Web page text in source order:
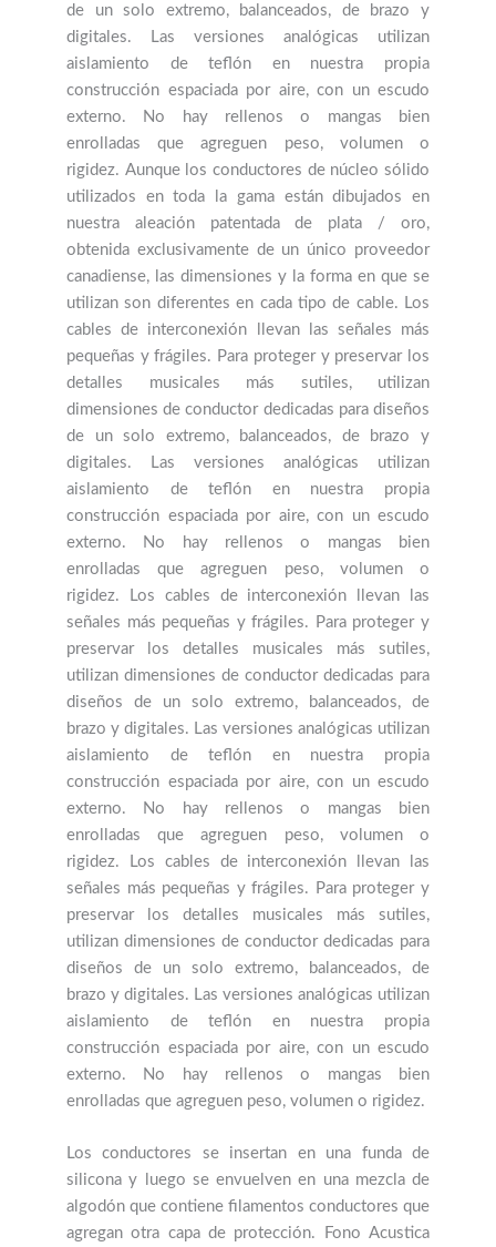
de un solo extremo, balanceados, de brazo y
digitales. Las versiones analógicas utilizan
aislamiento de teflón en nuestra propia
construcción espaciada por aire, con un escudo
externo. No hay rellenos o mangas bien
enrolladas que agreguen peso, volumen o
rigidez. Aunque los conductores de núcleo sólido
utilizados en toda la gama están dibujados en
nuestra aleación patentada de plata / oro,
obtenida exclusivamente de un único proveedor
canadiense, las dimensiones y la forma en que se
utilizan son diferentes en cada tipo de cable. Los
cables de interconexión llevan las señales más
pequeñas y frágiles. Para proteger y preservar los
detalles musicales más sutiles, utilizan
dimensiones de conductor dedicadas para diseños
de un solo extremo, balanceados, de brazo y
digitales. Las versiones analógicas utilizan
aislamiento de teflón en nuestra propia
construcción espaciada por aire, con un escudo
externo. No hay rellenos o mangas bien
enrolladas que agreguen peso, volumen o
rigidez. Los cables de interconexión llevan las
señales más pequeñas y frágiles. Para proteger y
preservar los detalles musicales más sutiles,
utilizan dimensiones de conductor dedicadas para
diseños de un solo extremo, balanceados, de
brazo y digitales. Las versiones analógicas utilizan
aislamiento de teflón en nuestra propia
construcción espaciada por aire, con un escudo
externo. No hay rellenos o mangas bien
enrolladas que agreguen peso, volumen o
rigidez. Los cables de interconexión llevan las
señales más pequeñas y frágiles. Para proteger y
preservar los detalles musicales más sutiles,
utilizan dimensiones de conductor dedicadas para
diseños de un solo extremo, balanceados, de
brazo y digitales. Las versiones analógicas utilizan
aislamiento de teflón en nuestra propia
construcción espaciada por aire, con un escudo
externo. No hay rellenos o mangas bien
enrolladas que agreguen peso, volumen o rigidez.
Los conductores se insertan en una funda de
silicona y luego se envuelven en una mezcla de
algodón que contiene filamentos conductores que
agregan otra capa de protección. Fono Acustica